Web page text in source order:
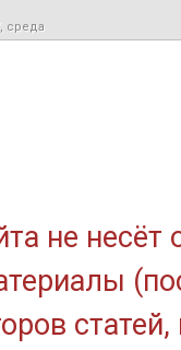
среда
не